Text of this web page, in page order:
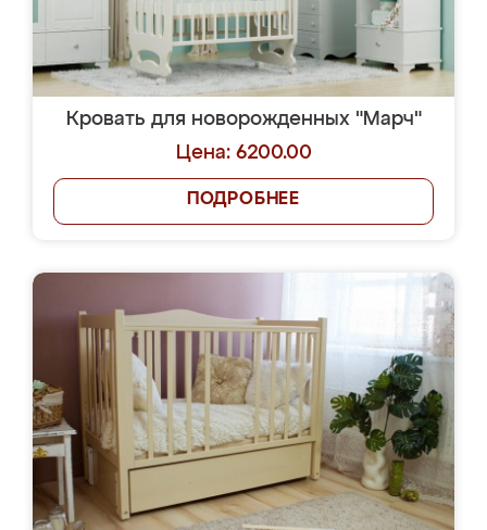
Кровать для новорожденных "Марч"
Цена: 6200.00
ПОДРОБНЕЕ